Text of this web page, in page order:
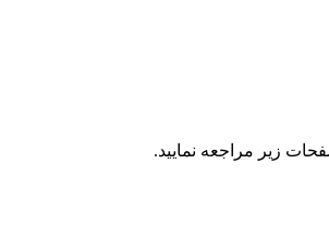
زیر مراجعه نمایید.